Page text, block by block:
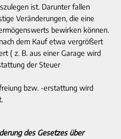
ist. Darunter fallen
Veränderungen, die eine
bewirken können.
dem Kauf etwa vergrößert
( z. B. aus einer Garage wird
der Steuer
bzw. -erstattung wird
des Gesetzes über